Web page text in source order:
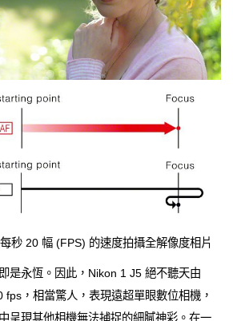
秒 20 幅 (FPS) 的速度拍攝全解像度相片
是永恆。因此，Nikon 1 J5 絕不聽天由
，相當驚人，表現遠超單眼數位相機，
呈現其他相機無法捕捉的細膩神彩。在一